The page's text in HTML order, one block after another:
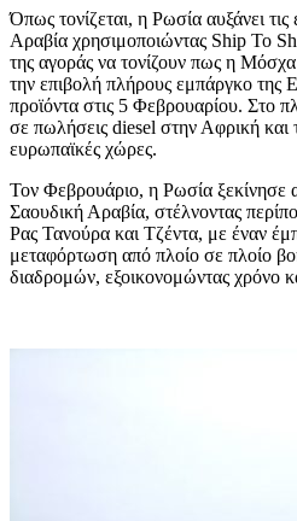
Όπως τονίζεται, η Ρωσία αυξάνει
Αραβία χρησιμοποιώντας Ship To
της αγοράς να τονίζουν πως η
την επιβολή πλήρους εμπάργκο της
προϊόντα στις 5 Φεβρουαρίου. Στο
σε πωλήσεις diesel στην Αφρική και
ευρωπαϊκές χώρες.
Τον Φεβρουάριο, η Ρωσία ξεκίνησε
Σαουδική Αραβία, στέλνοντας
Ρας Τανούρα και Τζέντα, με έναν
μεταφόρτωση από πλοίο σε πλοίο
διαδρομών, εξοικονομώντας χρόνο